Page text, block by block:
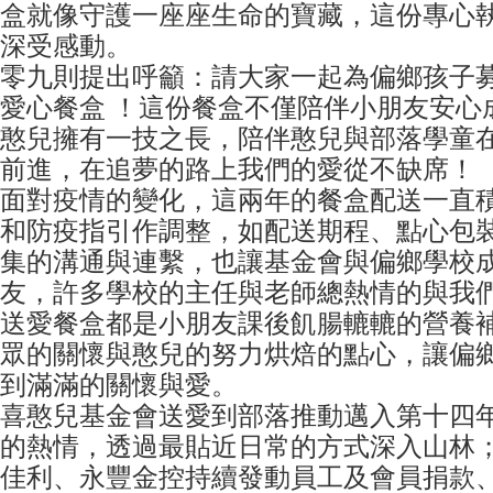
盒就像守護一座座生命的寶藏，這份專心
深受感動。
零九則提出呼籲：請大家一起為偏鄉孩子
愛心餐盒 ！這份餐盒不僅陪伴小朋友安心
憨兒擁有一技之長，陪伴憨兒與部落學童
前進，在追夢的路上我們的愛從不缺席！
面對疫情的變化，這兩年的餐盒配送一直
和防疫指引作調整，如配送期程、點心包
集的溝通與連繫，也讓基金會與偏鄉學校
友，許多學校的主任與老師總熱情的與我
送愛餐盒都是小朋友課後飢腸轆轆的營養
眾的關懷與憨兒的努力烘焙的點心，讓偏
到滿滿的關懷與愛。
喜憨兒基金會送愛到部落推動邁入第十四
的熱情，透過最貼近日常的方式深入山林
佳利、永豐金控持續發動員工及會員捐款